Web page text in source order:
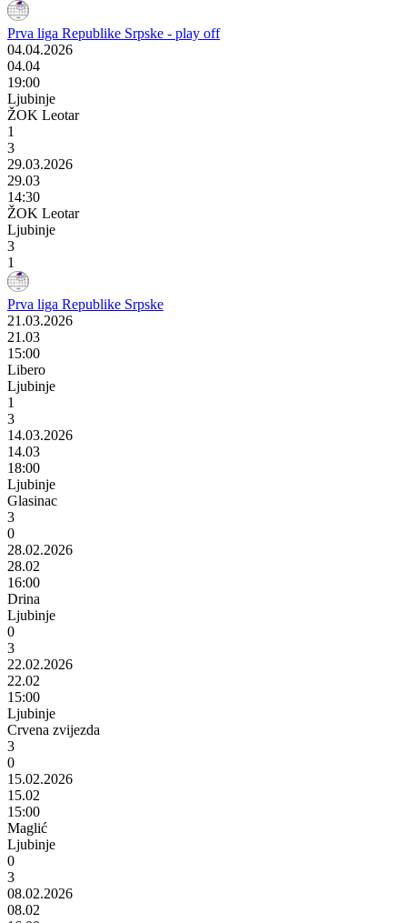
Prva liga Republike Srpske - play off
04.04.2026
04.04
19:00
Ljubinje
ŽOK Leotar
1
3
29.03.2026
29.03
14:30
ŽOK Leotar
Ljubinje
3
1
Prva liga Republike Srpske
21.03.2026
21.03
15:00
Libero
Ljubinje
1
3
14.03.2026
14.03
18:00
Ljubinje
Glasinac
3
0
28.02.2026
28.02
16:00
Drina
Ljubinje
0
3
22.02.2026
22.02
15:00
Ljubinje
Crvena zvijezda
3
0
15.02.2026
15.02
15:00
Maglić
Ljubinje
0
3
08.02.2026
08.02